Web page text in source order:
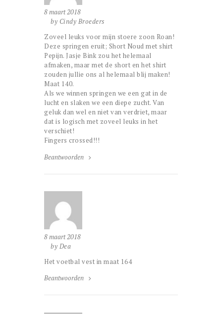
8 maart 2018
by Cindy Broeders
Zoveel leuks voor mijn stoere zoon Roan!
Deze springen eruit; Short Noud met shirt
Pepijn. Jasje Bink zou het helemaal
afmaken, maar met de short en het shirt
zouden jullie ons al helemaal blij maken!
Maat 140.
Als we winnen springen we een gat in de
lucht en slaken we een diepe zucht. Van
geluk dan wel en niet van verdriet, maar
dat is logisch met zoveel leuks in het
verschiet!
Fingers crossed!!!
Beantwoorden
8 maart 2018
by Dea
Het voetbal vest in maat 164
Beantwoorden